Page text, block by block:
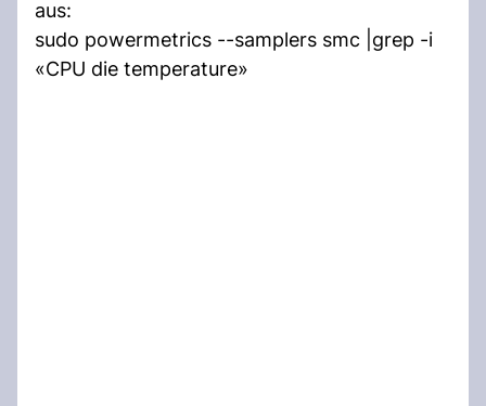
aus:
sudo powermetrics --samplers smc |grep -i
«CPU die temperature»